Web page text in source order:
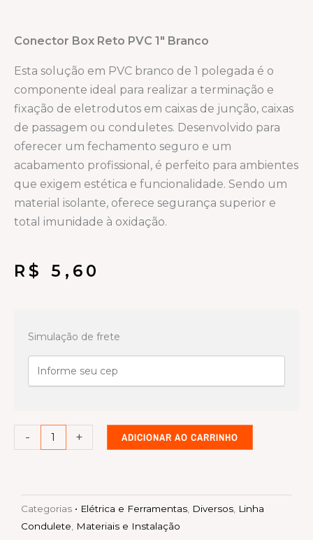
Conector Box Reto PVC 1″ Branco
Esta solução em PVC branco de 1 polegada é o
componente ideal para realizar a terminação e
fixação de eletrodutos em caixas de junção, caixas
de passagem ou conduletes. Desenvolvido para
oferecer um fechamento seguro e um
acabamento profissional, é perfeito para ambientes
que exigem estética e funcionalidade. Sendo um
material isolante, oferece segurança superior e
total imunidade à oxidação.
R$ 5,60
Simulação de frete
-
Conector
box
quantidade
+ ADICIONAR AO CARRINHO
Categorias • Elétrica e Ferramentas Diversos Linha
Condulete
Materiais e Instalação